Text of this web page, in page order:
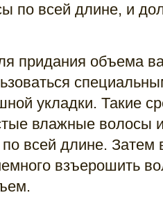
по всей длине, и
придания объема
укладки. Такие
влажные волосы
всей длине. Затем
взъерошить